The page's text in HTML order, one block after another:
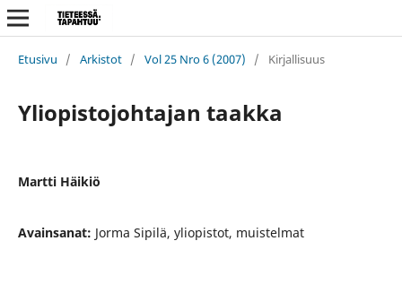
Etusivu / Arkistot / Vol 25 Nro 6 (2007) / Kirjallisuus
Yliopistojohtajan taakka
Martti Häikiö
Avainsanat: Jorma Sipilä, yliopistot, muistelmat